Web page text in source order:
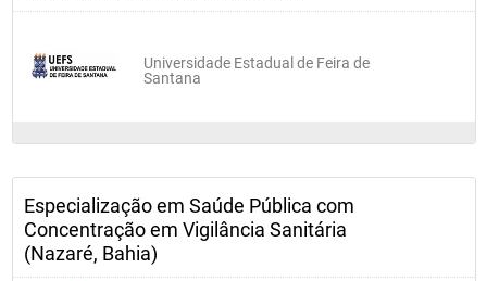
Universidade Estadual de Feira de
Santana
Especialização em Saúde Pública com
Concentração em Vigilância Sanitária
(Nazaré, Bahia)